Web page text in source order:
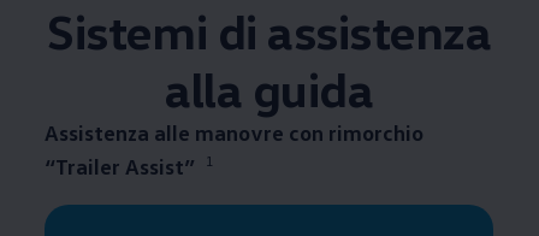
Sistemi di assistenza
alla guida
Assistenza alle manovre con rimorchio
“Trailer Assist”
1